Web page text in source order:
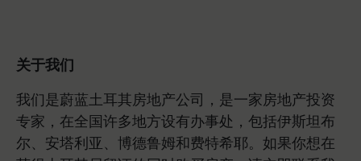
关于我们
我们是蔚蓝土耳其房地产公司，是一家房地产投资
专家，在全国许多地方设有办事处，包括伊斯坦布
尔、安塔利亚、博德鲁姆和费特希耶。如果你想在